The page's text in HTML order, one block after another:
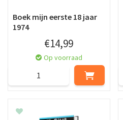
Boek mijn eerste 18 jaar
1974
€14,99
Op voorraad